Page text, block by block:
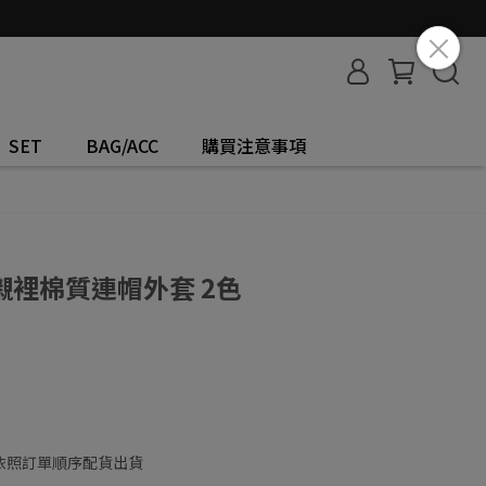
SET BAG/ACC 購買注意事項
棉質連帽外套 2色
訂單順序配貨出貨